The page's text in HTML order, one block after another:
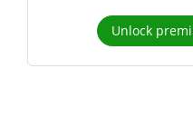
Unlock